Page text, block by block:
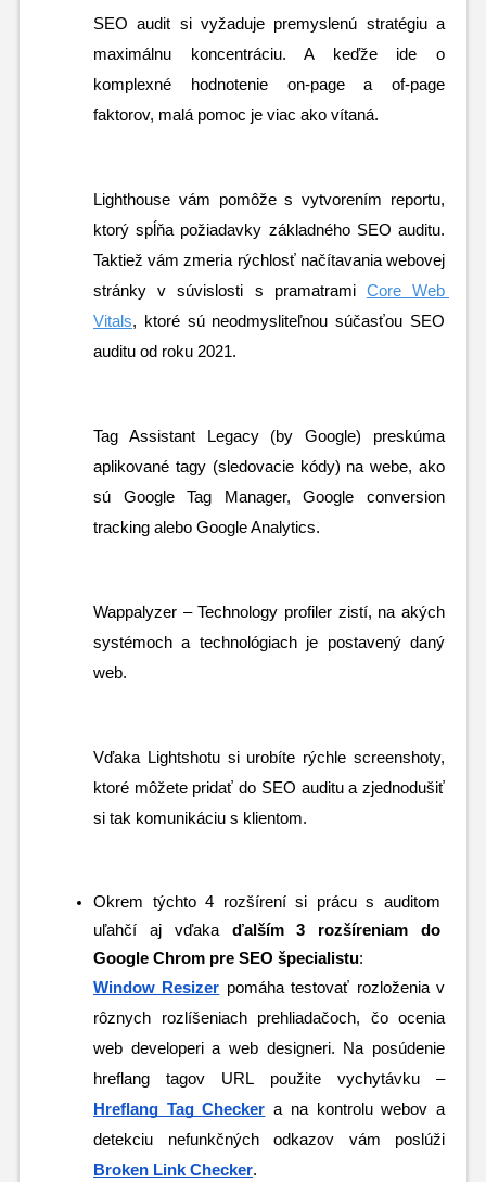
SEO audit si vyžaduje premyslenú stratégiu a
maximálnu koncentráciu. A keďže ide o
komplexné hodnotenie on-page a of-page
faktorov, malá pomoc je viac ako vítaná.
Lighthouse vám pomôže s vytvorením reportu,
ktorý spĺňa požiadavky základného SEO auditu.
Taktiež vám zmeria rýchlosť načítavania webovej
stránky v súvislosti s pramatrami Core Web
Vitals, ktoré sú neodmysliteľnou súčasťou SEO
auditu od roku 2021.
Tag Assistant Legacy (by Google) preskúma
aplikované tagy (sledovacie kódy) na webe, ako
sú Google Tag Manager, Google conversion
tracking alebo Google Analytics.
Wappalyzer – Technology profiler zistí, na akých
systémoch a technológiach je postavený daný
web.
Vďaka Lightshotu si urobíte rýchle screenshoty,
ktoré môžete pridať do SEO auditu a zjednodušiť
si tak komunikáciu s klientom.
Okrem týchto 4 rozšírení si prácu s auditom
uľahčí aj vďaka ďalším 3 rozšíreniam do
Google Chrom pre SEO špecialistu:
Window Resizer pomáha testovať rozloženia v
rôznych rozlíšeniach prehliadačoch, čo ocenia
web developeri a web designeri. Na posúdenie
hreflang tagov URL použite vychytávku –
Hreflang Tag Checker a na kontrolu webov a
Broken Link Checker.